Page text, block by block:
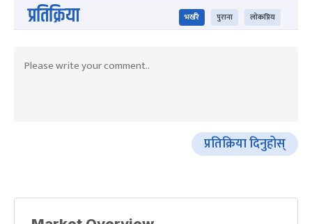
प्रतिक्रिया भर्खरै पुराना लोकप्रिय
प्रतिक्रिया दिनुहोस्